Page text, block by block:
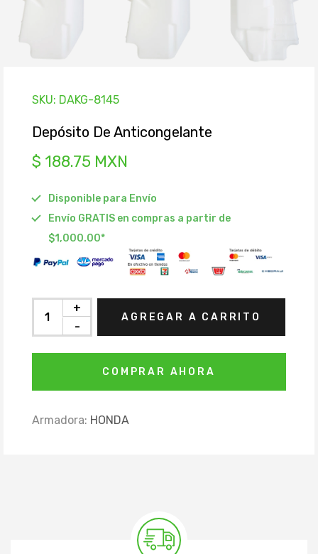
SKU: DAKG-8145
Depósito De Anticongelante
$ 188.75 MXN
Disponible para Envío
Envío GRATIS en compras a partir de
$1,000.00*
-
+
AGREGAR A CARRITO
COMPRAR AHORA
Armadora: HONDA